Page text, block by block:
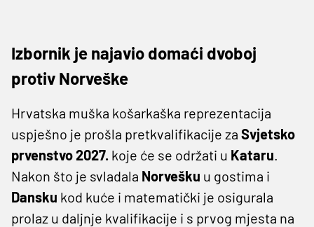
Izbornik je najavio domaći dvoboj
protiv Norveške
Hrvatska muška košarkaška reprezentacija
uspješno je prošla pretkvalifikacije za Svjetsko
prvenstvo 2027. koje će se održati u Kataru.
Nakon što je svladala Norvešku u gostima i
Dansku kod kuće i matematički je osigurala
prolaz u daljnje kvalifikacije i s prvog mjesta na